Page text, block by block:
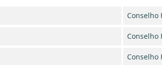
Conselho
Conselho
Conselho